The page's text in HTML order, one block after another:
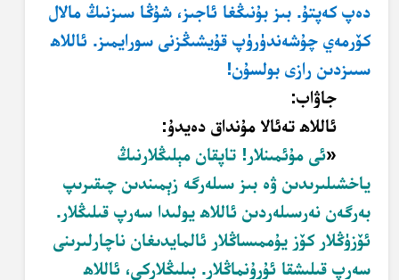
دەپ كەپتۇ. بىز بۇنىڭغا ئاجىز، شۇڭا سىزنىڭ مالال
كۆرمەي چۇشەندۈرۈپ قۇيشىڭزنى سورايمىز. ئاللاھ
سىىزدىن رازى بولسۇن!
جاۋاب:
ئاللاھ تەئالا مۇنداق دەيدۇ:
«ئى مۇئمىنلار! تاپقان مېلىڭلارنىڭ
ياخشىلىرىدىن ۋە بىز سىلەرگە زېمىندىن چىقىرىپ
بەرگەن نەرسىلەردىن ئاللاھ يولىدا سەرپ قىلىڭلار.
ئۆزۈڭلار كۆز يۇممىساڭلار ئالمايدىغان ناچارلىرىنى
سەرپ قىلىشقا ئۇرۇنماڭلار. بىلىڭلاركى، ئاللاھ